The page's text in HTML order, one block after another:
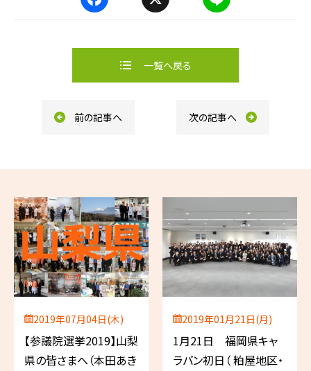
e
o
e
一覧へ戻る
前の記事へ 次の記事へ
2019年07月04日(木)
【参議院選挙2019】山梨
県の皆さまへ（本田あき
2019年01月21日(月)
1月21日 福岡県キャ
ラバン初日（ 粕屋地区・